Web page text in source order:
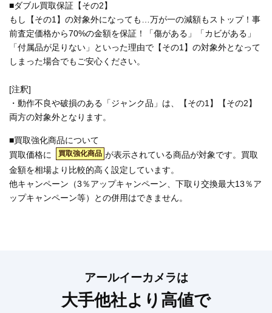
■ダブル買取保証【その2】
もし【その1】の対象外になっても…万が一の減額もストップ！事
前査定価格から70%の金額を保証！「傷がある」「カビがある」
「付属品が足りない」といった理由で【その1】の対象外となって
しまった場合でもご安心ください。
[注釈]
・動作不良や破損のある「ジャンク品」は、【その1】【その2】
両方の対象外となります。
■買取強化商品について
買取価格に
買取強化商品 が表示されている商品が対象です。買取
金額を相場より比較的高く設定しています。
他キャンペーン（3％アップキャンペーン、下取り交換最大13％ア
ップキャンペーン等）との併用はできません。
アールイーカメラは
大手他社より高値で